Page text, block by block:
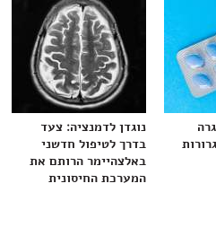
נוגדן לדמנציה: צעד
בדרך לטיפול חדשני
באלצהיימר הרותם את
המערכת החיסונית